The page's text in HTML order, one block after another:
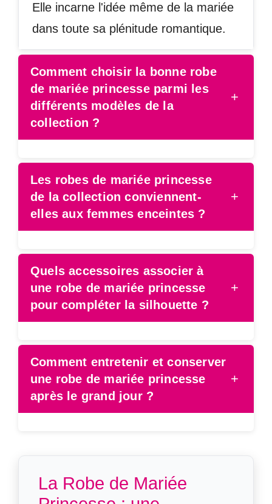
Elle incarne l'idée même de la mariée
dans toute sa plénitude romantique.
Comment choisir la bonne robe
de mariée princesse parmi les
différents modèles de la
collection ?
+
Les robes de mariée princesse
de la collection conviennent-
elles aux femmes enceintes ?
+
Quels accessoires associer à
une robe de mariée princesse
pour compléter la silhouette ?
+
Comment entretenir et conserver
une robe de mariée princesse
après le grand jour ?
+
La Robe de Mariée